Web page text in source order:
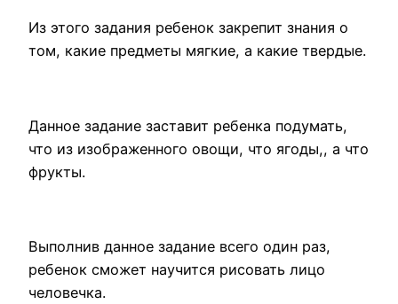
Из этого задания ребенок закрепит знания о
том, какие предметы мягкие, а какие твердые.
Данное задание заставит ребенка подумать,
что из изображенного овощи, что ягоды,, а что
фрукты.
Выполнив данное задание всего один раз,
ребенок сможет научится рисовать лицо
человечка.